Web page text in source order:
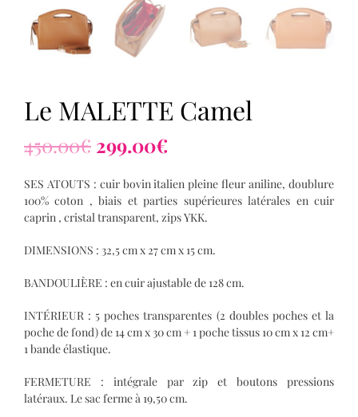
Le MALETTE Camel
450.00€ 299.00€
SES ATOUTS : cuir bovin italien pleine fleur aniline, doublure
100% coton , biais et parties supérieures latérales en cuir
caprin , cristal transparent, zips YKK.
DIMENSIONS : 32,5 cm x 27 cm x 15 cm.
BANDOULIÈRE : en cuir ajustable de 128 cm.
INTÉRIEUR : 5 poches transparentes (2 doubles poches et la
poche de fond) de 14 cm x 30 cm + 1 poche tissus 10 cm x 12 cm+
1 bande élastique.
FERMETURE : intégrale par zip et boutons pressions
latéraux. Le sac ferme à 19,50 cm.